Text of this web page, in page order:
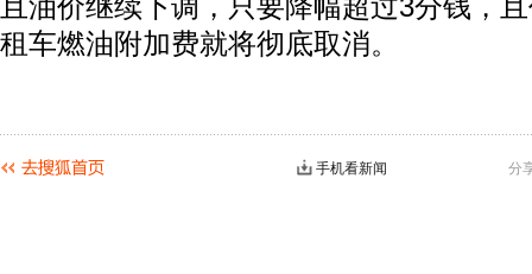
且油价继续下调，只要降幅超过3分钱，
租车燃油附加费就将彻底取消。
分
手机看新闻